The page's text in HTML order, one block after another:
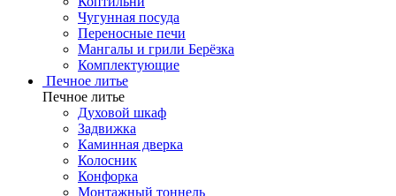
Чугунная посуда
Переносные печи
Мангалы и грили Берёзка
Комплектующие
Печное литье
Печное литье
Духовой шкаф
Задвижка
Каминная дверка
Колосник
Конфорка
Монтажный тоннель